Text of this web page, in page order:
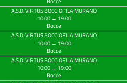
A.S.D. VIRTUS BOCCIOFILA MURANO
10:00 → 19:00
Bocce
A.S.D. VIRTUS BOCCIOFILA MURANO
10:00 → 19:00
Bocce
A.S.D. VIRTUS BOCCIOFILA MURANO
10:00 → 19:00
Bocce